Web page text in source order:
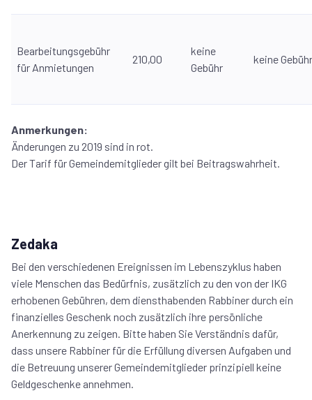
Bearbeitungsgebühr
für Anmietungen
210,00
keine
Gebühr
keine Gebühr
Anmerkungen:
Änderungen zu 2019 sind in rot.
Der Tarif für Gemeindemitglieder gilt bei Beitragswahrheit.
Zedaka
Bei den verschiedenen Ereignissen im Lebenszyklus haben
viele Menschen das Bedürfnis, zusätzlich zu den von der IKG
erhobenen Gebühren, dem diensthabenden Rabbiner durch ein
finanzielles Geschenk noch zusätzlich ihre persönliche
Anerkennung zu zeigen. Bitte haben Sie Verständnis dafür,
dass unsere Rabbiner für die Erfüllung diversen Aufgaben und
die Betreuung unserer Gemeindemitglieder prinzipiell keine
Geldgeschenke annehmen.